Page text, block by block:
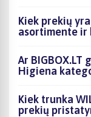
Kiek prekių
asortimente ir
Ar BIGBOX.LT
Higiena
Kiek trunka
prekių